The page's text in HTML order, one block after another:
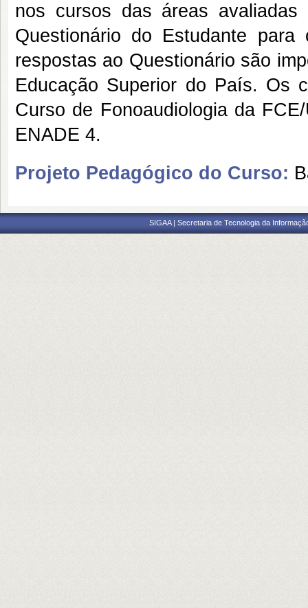
nos cursos das áreas
Questionário do Estudante
respostas ao Questionário são
Educação Superior do País.
Curso de Fonoaudiologia da
ENADE 4.
Projeto Pedagógico do Curso:
SIGAA | Secretaria de Tecnologia da